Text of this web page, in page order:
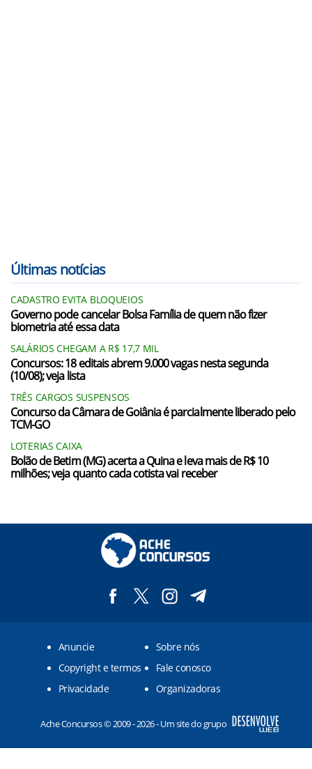
Últimas notícias
CADASTRO EVITA BLOQUEIOS
Governo pode cancelar Bolsa Família de quem não fizer
biometria até essa data
SALÁRIOS CHEGAM A R$ 17,7 MIL
Concursos: 18 editais abrem 9.000 vagas nesta segunda
(10/08); veja lista
TRÊS CARGOS SUSPENSOS
Concurso da Câmara de Goiânia é parcialmente liberado pelo
TCM-GO
LOTERIAS CAIXA
Bolão de Betim (MG) acerta a Quina e leva mais de R$ 10
milhões; veja quanto cada cotista vai receber
Anuncie
Sobre nós
Copyright e termos
Fale conosco
Privacidade
Organizadoras
Ache Concursos © 2009 - 2026 - Um site do grupo